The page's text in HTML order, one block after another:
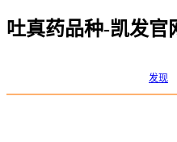
吐真药品种-凯发官
发现